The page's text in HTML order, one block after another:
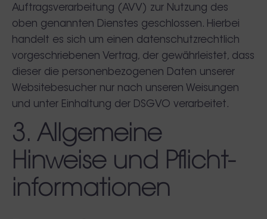
Auftragsverarbeitung (AVV) zur Nutzung des
oben genannten Dienstes geschlossen. Hierbei
handelt es sich um einen datenschutzrechtlich
vorgeschriebenen Vertrag, der gewährleistet, dass
dieser die personenbezogenen Daten unserer
Websitebesucher nur nach unseren Weisungen
und unter Einhaltung der DSGVO verarbeitet.
3. Allgemeine
Hinweise und Pflicht­
informationen